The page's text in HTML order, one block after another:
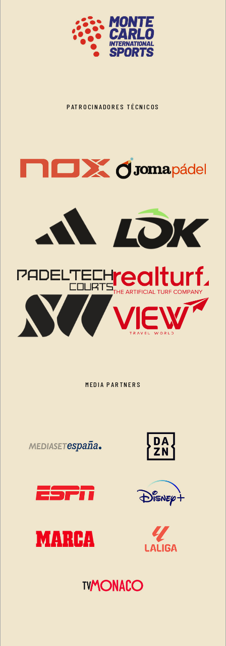
PATROCINADORES TÉCNICOS
MEDIA PARTNERS